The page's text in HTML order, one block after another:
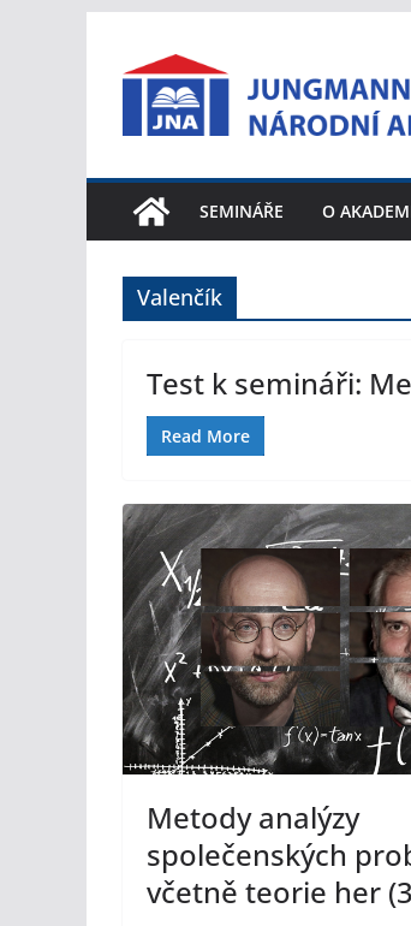
SEMINÁŘE O
Valenčík
Test k semináři:
Read More
Metody analýzy
společenských
včetně teorie her